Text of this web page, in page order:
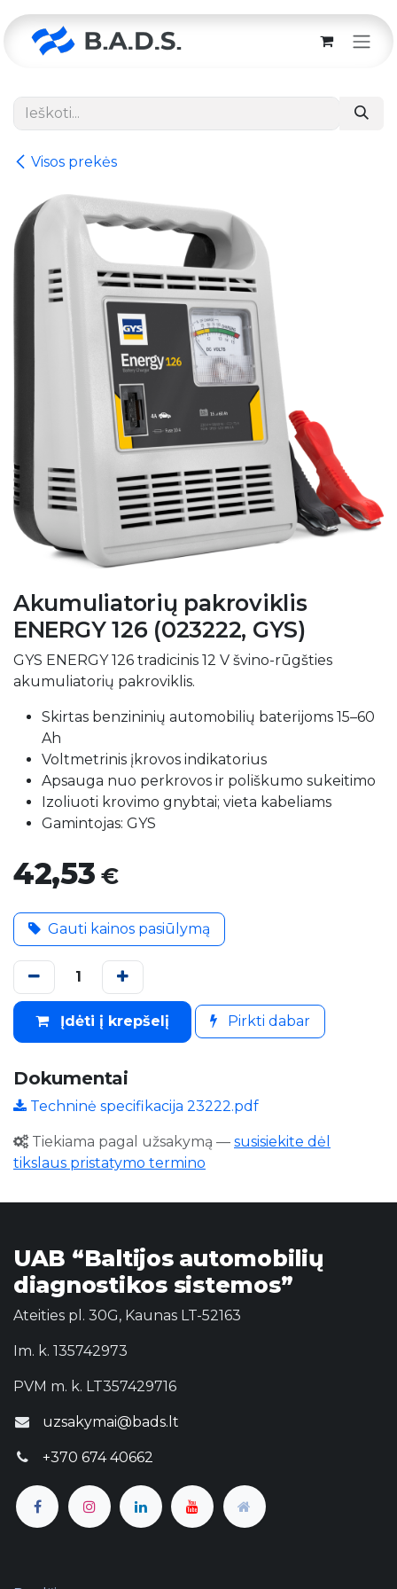
Visos prekės
Akumuliatorių pakroviklis
ENERGY 126 (023222, GYS)
GYS ENERGY 126 tradicinis 12 V švino-rūgšties
akumuliatorių pakroviklis.
Skirtas benzininių automobilių baterijoms 15–60
Ah
Voltmetrinis įkrovos indikatorius
Apsauga nuo perkrovos ir poliškumo sukeitimo
Izoliuoti krovimo gnybtai; vieta kabeliams
Gamintojas: GYS
42,53 €
Gauti kainos pasiūlymą
Įdėti į krepšelį Pirkti dabar
Dokumentai
Techninė specifikacija 23222.pdf
Tiekiama pagal užsakymą — susisiekite dėl
tikslaus pristatymo termino
UAB “Baltijos automobilių
diagnostikos sistemos”
Ateities pl. 30G, Kaunas LT-52163
Im. k. 135742973
PVM m. k. LT357429716
uzsakymai@bads.lt
+370 674 40662